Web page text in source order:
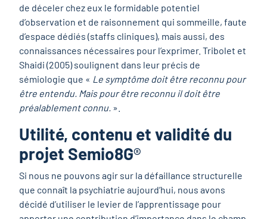
de déceler chez eux le formidable potentiel
d’observation et de raisonnement qui sommeille, faute
d’espace dédiés (staffs cliniques), mais aussi, des
connaissances nécessaires pour l’exprimer. Tribolet et
Shaidi (2005) soulignent dans leur précis de
sémiologie que « Le symptôme doit être reconnu pour
être entendu. Mais pour être reconnu il doit être
préalablement connu. ».
Utilité, contenu et validité du
projet Semio8G®
Si nous ne pouvons agir sur la défaillance structurelle
que connaît la psychiatrie aujourd’hui, nous avons
décidé d’utiliser le levier de l’apprentissage pour